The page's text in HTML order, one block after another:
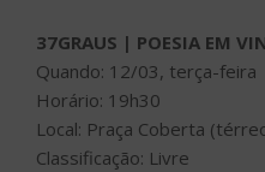
37GRAUS | POESIA EM
Quando: 12/03, terça-feira
Horário: 19h30
Local: Praça Coberta
Classificação: Livre